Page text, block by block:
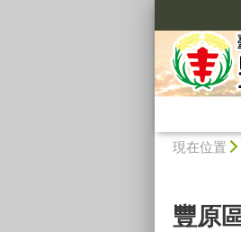
現在位置
豐原